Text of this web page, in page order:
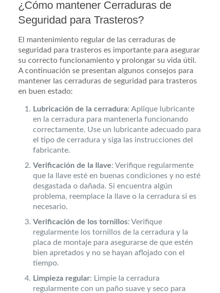
¿Cómo mantener Cerraduras de
Seguridad para Trasteros?
El mantenimiento regular de las cerraduras de
seguridad para trasteros es importante para asegurar
su correcto funcionamiento y prolongar su vida útil.
A continuación se presentan algunos consejos para
mantener las cerraduras de seguridad para trasteros
en buen estado:
Lubricación de la cerradura: Aplique lubricante
en la cerradura para mantenerla funcionando
correctamente. Use un lubricante adecuado para
el tipo de cerradura y siga las instrucciones del
fabricante.
Verificación de la llave: Verifique regularmente
que la llave esté en buenas condiciones y no esté
desgastada o dañada. Si encuentra algún
problema, reemplace la llave o la cerradura si es
necesario.
Verificación de los tornillos: Verifique
regularmente los tornillos de la cerradura y la
placa de montaje para asegurarse de que estén
bien apretados y no se hayan aflojado con el
tiempo.
Limpieza regular: Limpie la cerradura
regularmente con un paño suave y seco para